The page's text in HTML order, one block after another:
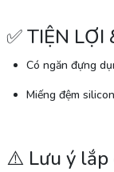
✅TIỆN LỢI
Có ngăn đựng
Miếng đệm
⚠️ Lưu ý lắp